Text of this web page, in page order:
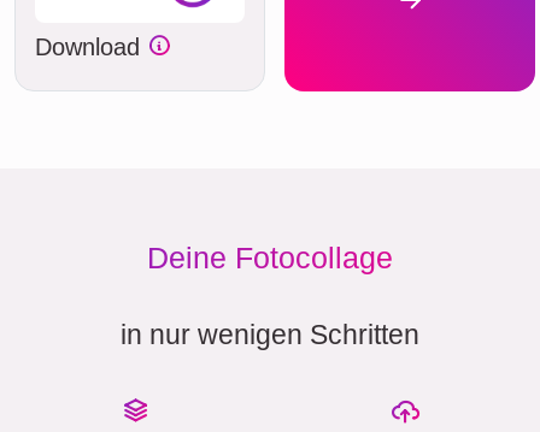
Download
Deine Fotocollage
in nur wenigen Schritten